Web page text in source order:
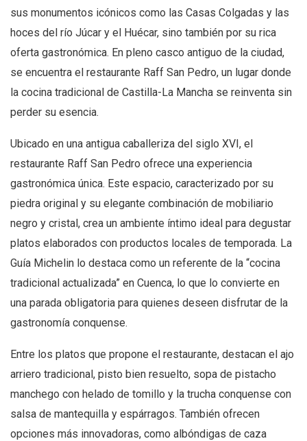
sus monumentos icónicos como las Casas Colgadas y las
hoces del río Júcar y el Huécar, sino también por su rica
oferta gastronómica. En pleno casco antiguo de la ciudad,
se encuentra el restaurante Raff San Pedro, un lugar donde
la cocina tradicional de Castilla-La Mancha se reinventa sin
perder su esencia.
Ubicado en una antigua caballeriza del siglo XVI, el
restaurante Raff San Pedro ofrece una experiencia
gastronómica única. Este espacio, caracterizado por su
piedra original y su elegante combinación de mobiliario
negro y cristal, crea un ambiente íntimo ideal para degustar
platos elaborados con productos locales de temporada. La
Guía Michelin lo destaca como un referente de la “cocina
tradicional actualizada” en Cuenca, lo que lo convierte en
una parada obligatoria para quienes deseen disfrutar de la
gastronomía conquense.
Entre los platos que propone el restaurante, destacan el ajo
arriero tradicional, pisto bien resuelto, sopa de pistacho
manchego con helado de tomillo y la trucha conquense con
salsa de mantequilla y espárragos. También ofrecen
opciones más innovadoras, como albóndigas de caza